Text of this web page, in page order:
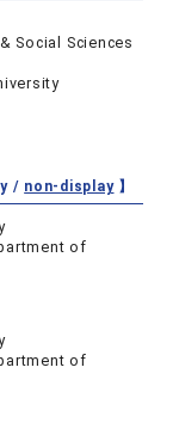
Social Sciences
/ non-display】
of
of